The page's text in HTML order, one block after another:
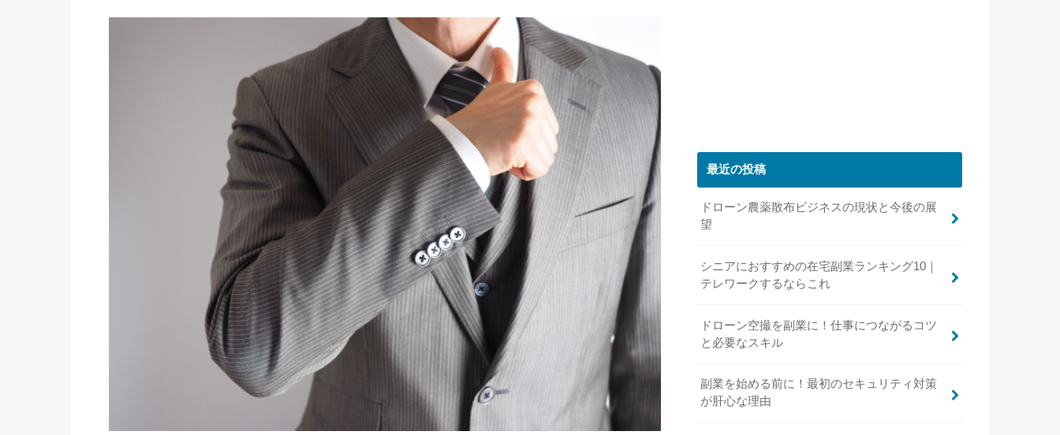
最近の投稿
ドローン農薬散布ビジネスの現状と今後の展
望
シニアにおすすめの在宅副業ランキング10｜
テレワークするならこれ
ドローン空撮を副業に！仕事につながるコツ
と必要なスキル
副業を始める前に！最初のセキュリティ対策
が肝心な理由